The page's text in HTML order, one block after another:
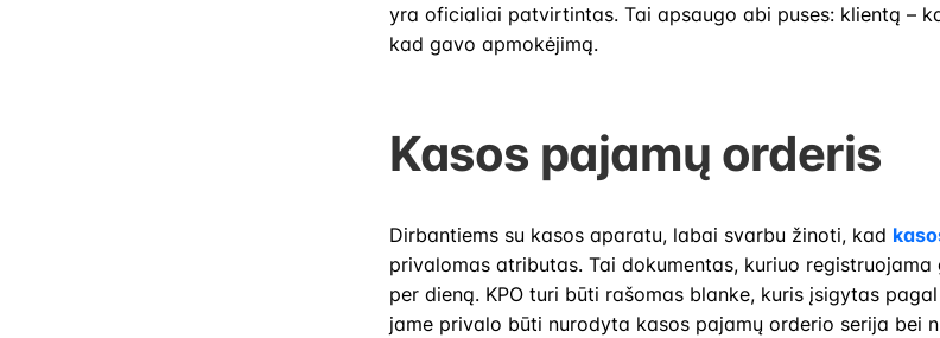
yra oficialiai patvirtintas. Tai apsaugo abi puses: klientą –
kad gavo apmokėjimą.
Kasos pajamų orderis
Dirbantiems su kasos aparatu, labai svarbu žinoti, kad
privalomas atributas. Tai dokumentas, kuriuo
per dieną. KPO turi būti rašomas blanke, kuris įsigytas
jame privalo būti nurodyta kasos pajamų orderio serija bei